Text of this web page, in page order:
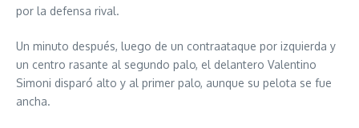
por la defensa rival.
Un minuto después, luego de un contraataque por izquierda y
un centro rasante al segundo palo, el delantero Valentino
Simoni disparó alto y al primer palo, aunque su pelota se fue
ancha.